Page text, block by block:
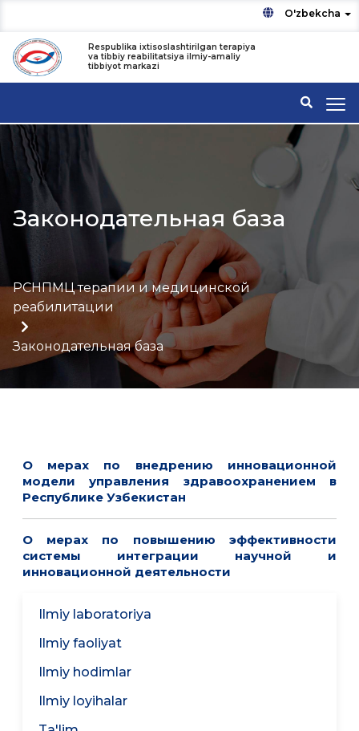
O'zbekcha
Respublika ixtisoslashtirilgan terapiya
va tibbiy reabilitatsiya ilmiy-amaliy
tibbiyot markazi
Законодательная база
РСНПМЦ терапии и медицинской
реабилитации
Законодательная база
О мерах по внедрению инновационной
модели управления здравоохранением в
Республике Узбекистан
О мерах по повышению эффективности
системы интеграции научной и
инновационной деятельности
Ilmiy laboratoriya
Ilmiy faoliyat
Ilmiy hodimlar
Ilmiy loyihalar